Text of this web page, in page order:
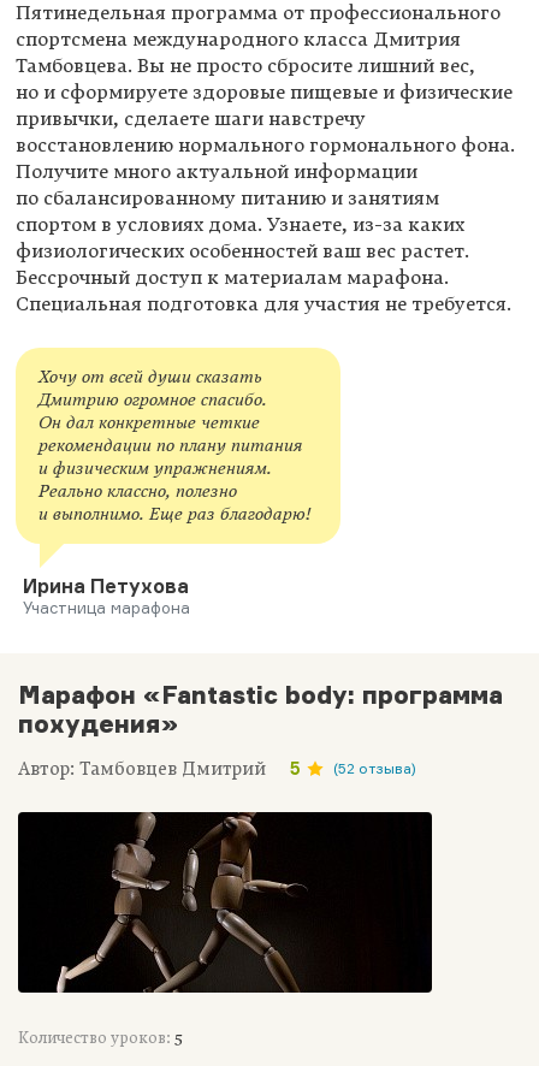
Пятинедельная программа от профессионального
спортсмена международного класса Дмитрия
Тамбовцева. Вы не просто сбросите лишний вес,
но и сформируете здоровые пищевые и физические
привычки, сделаете шаги навстречу
восстановлению нормального гормонального фона.
Получите много актуальной информации
по сбалансированному питанию и занятиям
спортом в условиях дома. Узнаете, из-за каких
физиологических особенностей ваш вес растет.
Бессрочный доступ к материалам марафона.
Специальная подготовка для участия не требуется.
Хочу от всей души сказать
Дмитрию огромное спасибо.
Он дал конкретные четкие
рекомендации по плану питания
и физическим упражнениям.
Реально классно, полезно
и выполнимо. Еще раз благодарю!
Ирина Петухова
Участница марафона
Марафон «Fantastic body: программа
похудения»
Автор: Тамбовцев Дмитрий 5 (52 отзыва)
Количество уроков: 5